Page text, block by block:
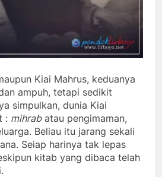
Kiai Mahrus, keduanya
ampuh, tetapi sedikit
simpulkan, dunia Kiai
: mihrabatau pengimaman,
Beliau itu jarang sekali
Seiap harinya tak lepas
kitab yang dibaca telah